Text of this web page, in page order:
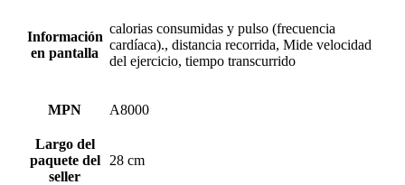
Información
en pantalla
calorias consumidas y pulso (frecuencia
cardíaca)., distancia recorrida, Mide velocidad
del ejercicio, tiempo transcurrido
MPN A8000
Largo del
paquete del
seller
28 cm